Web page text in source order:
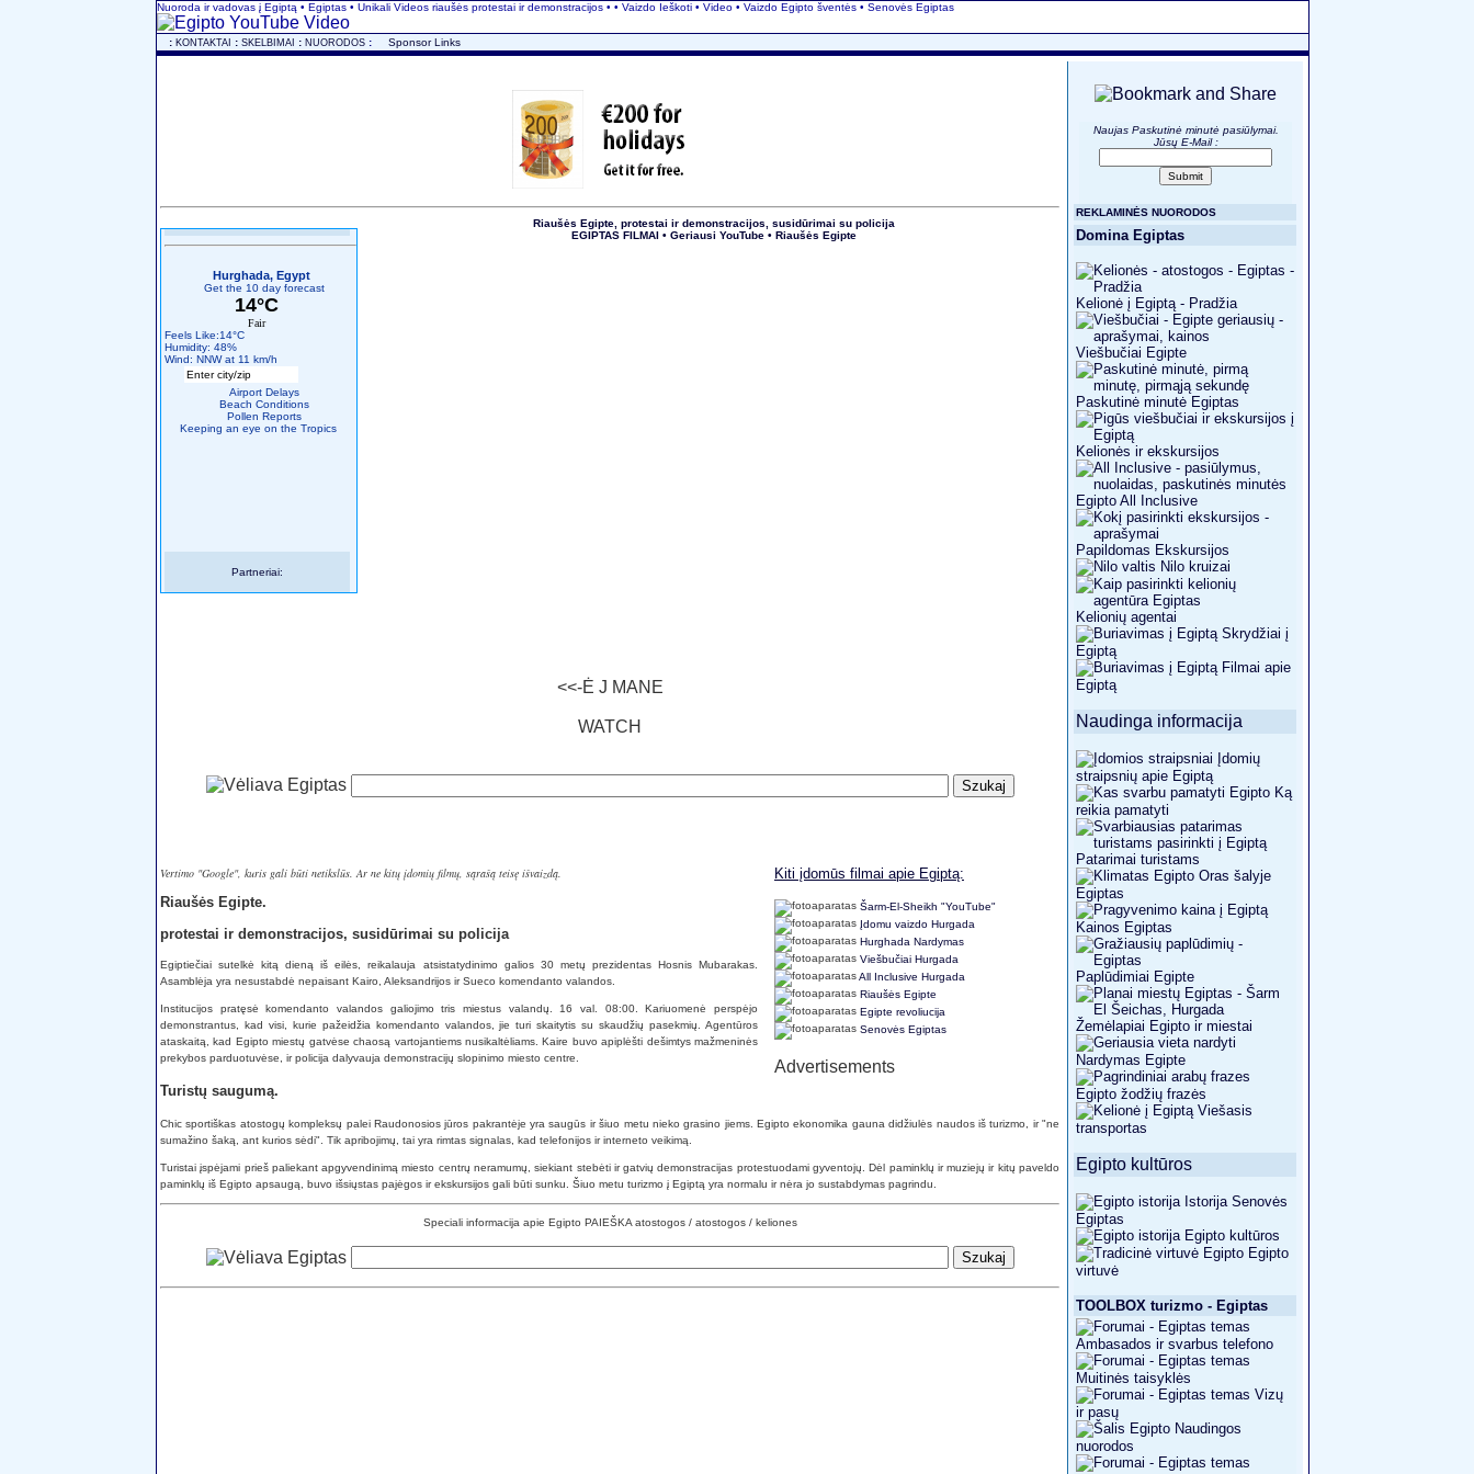
Nuoroda ir vadovas į Egiptą • Egiptas • Unikali Videos riaušės protestai ir demonstracijos • • Vaizdo Ieškoti • Video • Vaizdo Egipto šventės • Senovės Egiptas
: KONTAKTAI : SKELBIMAI : NUORODOS : Sponsor Links
Hurghada, Egypt
Get the 10 day forecast
14°C
Fair
Feels Like:14°C
Humidity: 48%
Wind: NNW at 11 km/h
Airport Delays
Beach Conditions
Pollen Reports
Keeping an eye on the Tropics
Partneriai:
Riaušės Egipte, protestai ir demonstracijos, susidūrimai su policija
EGIPTAS FILMAI • Geriausi YouTube • Riaušės Egipte
<<-Ė J MANE
WATCH
Kiti įdomūs filmai apie Egiptą:
Šarm-El-Sheikh "YouTube"
Įdomu vaizdo Hurgada
Hurghada Nardymas
Viešbučiai Hurgada
All Inclusive Hurgada
Riaušės Egipte
Egipte revoliucija
Senovės Egiptas
Advertisements
Vertimo "Google", kuris gali būti netikslūs. Ar ne kitų įdomių filmų, sąrašą teisę išvaizdą.
Riaušės Egipte.
protestai ir demonstracijos, susidūrimai su policija
Egiptiečiai sutelkė kitą dieną iš eilės, reikalauja atsistatydinimo galios 30 metų prezidentas Hosnis Mubarakas.
Asamblėja yra nesustabdė nepaisant Kairo, Aleksandrijos ir Sueco komendanto valandos.
Institucijos pratęsė komendanto valandos galiojimo tris miestus valandų. 16 val. 08:00. Kariuomenė perspėjo
demonstrantus, kad visi, kurie pažeidžia komendanto valandos, jie turi skaitytis su skaudžių pasekmių. Agentūros
ataskaitą, kad Egipto miestų gatvėse chaosą vartojantiems nusikaltėliams. Kaire buvo apiplėšti dešimtys mažmeninės
prekybos parduotuvėse, ir policija dalyvauja demonstracijų slopinimo miesto centre.
Turistų saugumą.
Chic sportiškas atostogų kompleksų palei Raudonosios jūros pakrantėje yra saugūs ir šiuo metu nieko grasino jiems. Egipto ekonomika gauna didžiulės naudos iš turizmo, ir "ne
sumažino šaką, ant kurios sėdi". Tik apribojimų, tai yra rimtas signalas, kad telefonijos ir interneto veikimą.
Turistai įspėjami prieš paliekant apgyvendinimą miesto centrų neramumų, siekiant stebėti ir gatvių demonstracijas protestuodami gyventojų. Dėl paminklų ir muziejų ir kitų paveldo
paminklų iš Egipto apsaugą, buvo išsiųstas pajėgos ir ekskursijos gali būti sunku. Šiuo metu turizmo į Egiptą yra normalu ir nėra jo sustabdymas pagrindu.
Speciali informacija apie Egipto PAIEŠKA atostogos / atostogos / keliones
Naujas Paskutinė minutė pasiūlymai.
Jūsų E-Mail :
REKLAMINĖS NUORODOS
Domina Egiptas
Kelionė į Egiptą - Pradžia
Viešbučiai Egipte
Paskutinė minutė Egiptas
Kelionės ir ekskursijos
Egipto All Inclusive
Papildomas Ekskursijos
Nilo kruizai
Kelionių agentai
Skrydžiai į
Egiptą
Filmai apie
Egiptą
Naudinga informacija
Įdomių
straipsnių apie Egiptą
Ką
reikia pamatyti
Patarimai turistams
Oras šalyje
Egiptas
Kainos Egiptas
Paplūdimiai Egipte
Žemėlapiai Egipto ir miestai
Nardymas Egipte
Egipto žodžių frazės
Viešasis
transportas
Egipto kultūros
Istorija Senovės
Egiptas
Egipto kultūros
Egipto
virtuvė
TOOLBOX turizmo - Egiptas
Ambasados ​​ir svarbus telefono
Muitinės taisyklės
Vizų
ir pasų
Naudingos
nuorodos